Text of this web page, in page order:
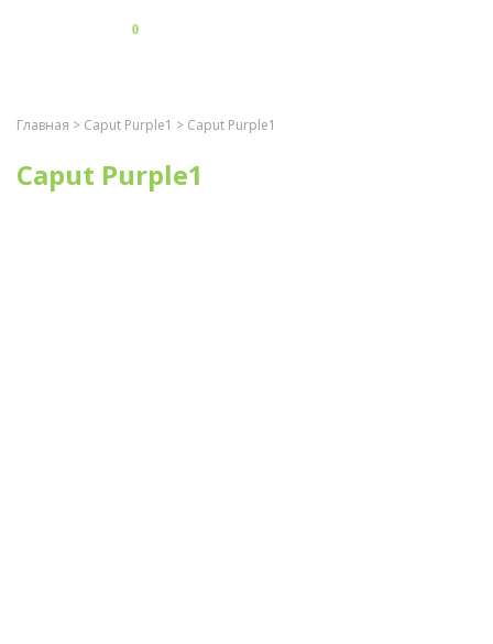
0
Главная > Caput Purple1 > Caput Purple1
Caput Purple1